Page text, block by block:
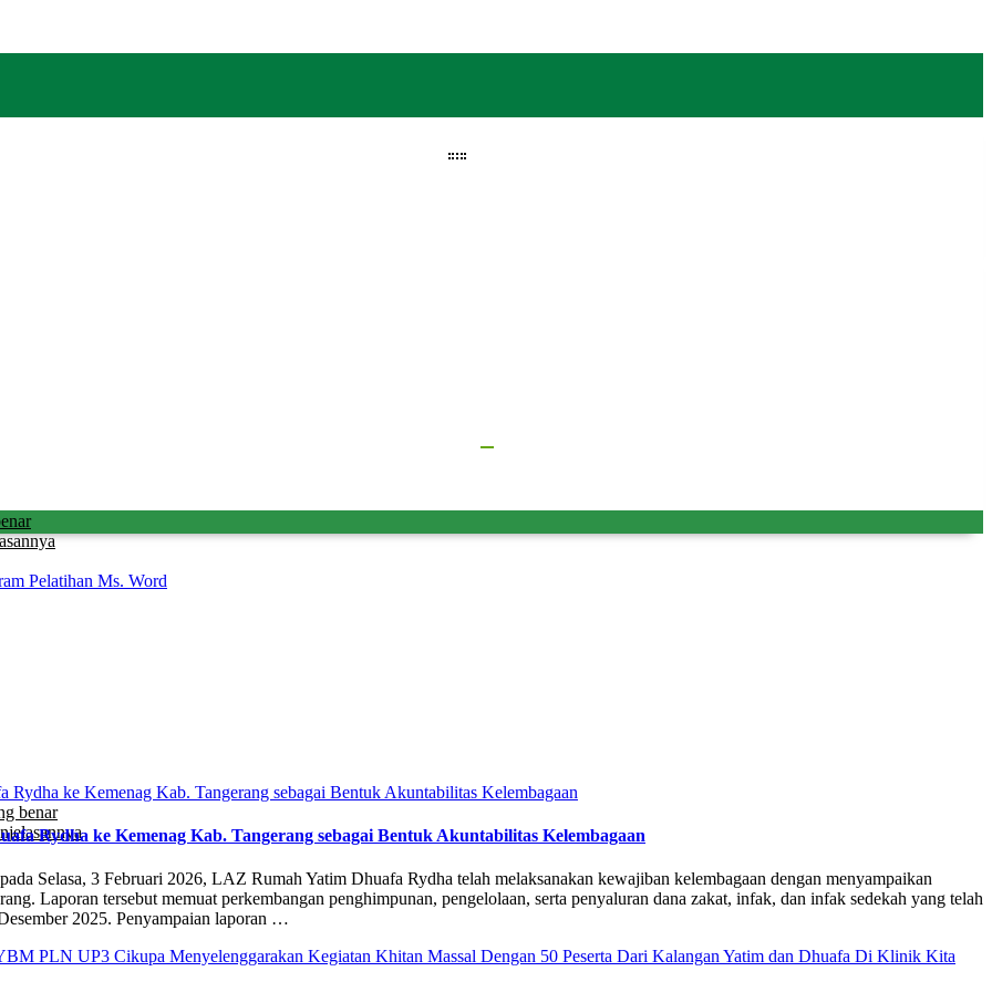
benar
Pelatihan Ms. Word
Rydha ke Kemenag Kab. Tangerang sebagai Bentuk Akuntabilitas Kelembagaan
Selasa, 3 Februari 2026, LAZ Rumah Yatim Dhuafa Rydha telah melaksanakan kewajiban kelembagaan dengan menyampaikan
Laporan tersebut memuat perkembangan penghimpunan, pengelolaan, serta penyaluran dana zakat, infak, dan infak sedekah yang telah
2025. Penyampaian laporan …